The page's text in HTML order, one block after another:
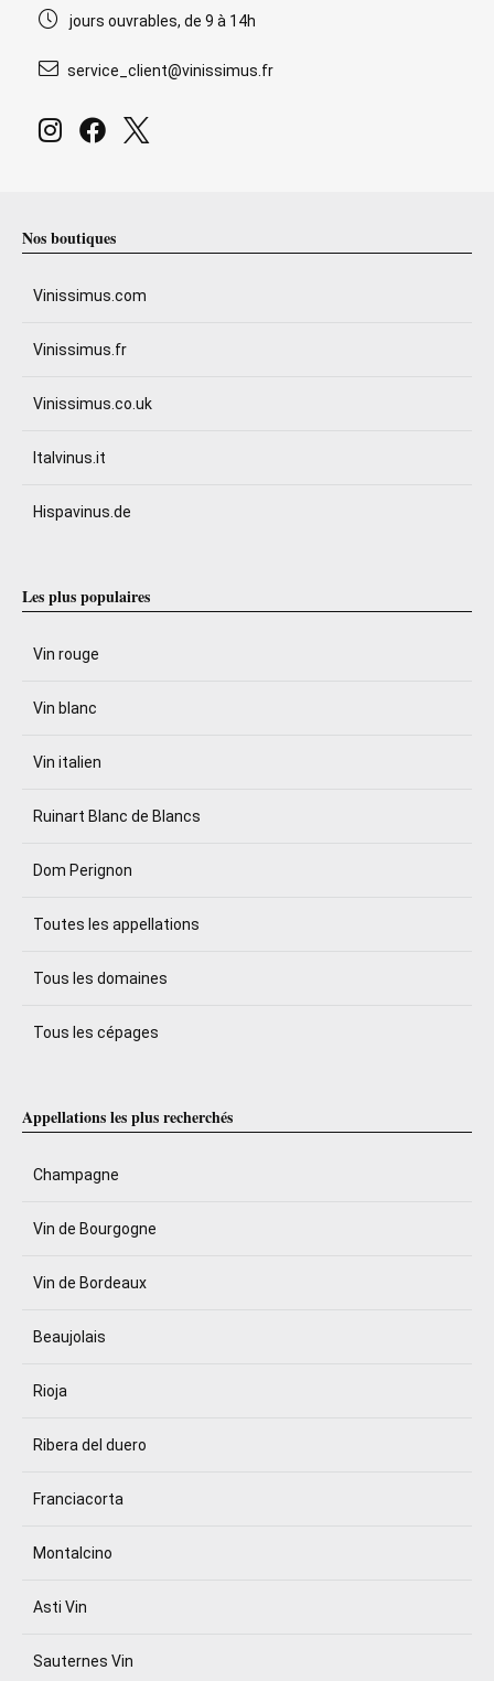
jours ouvrables, de 9 à 14h
service_client@vinissimus.fr
Nos boutiques
Vinissimus.com
Vinissimus.fr
Vinissimus.co.uk
Italvinus.it
Hispavinus.de
Les plus populaires
Vin rouge
Vin blanc
Vin italien
Ruinart Blanc de Blancs
Dom Perignon
Toutes les appellations
Tous les domaines
Tous les cépages
Appellations les plus recherchés
Champagne
Vin de Bourgogne
Vin de Bordeaux
Beaujolais
Rioja
Ribera del duero
Franciacorta
Montalcino
Asti Vin
Sauternes Vin